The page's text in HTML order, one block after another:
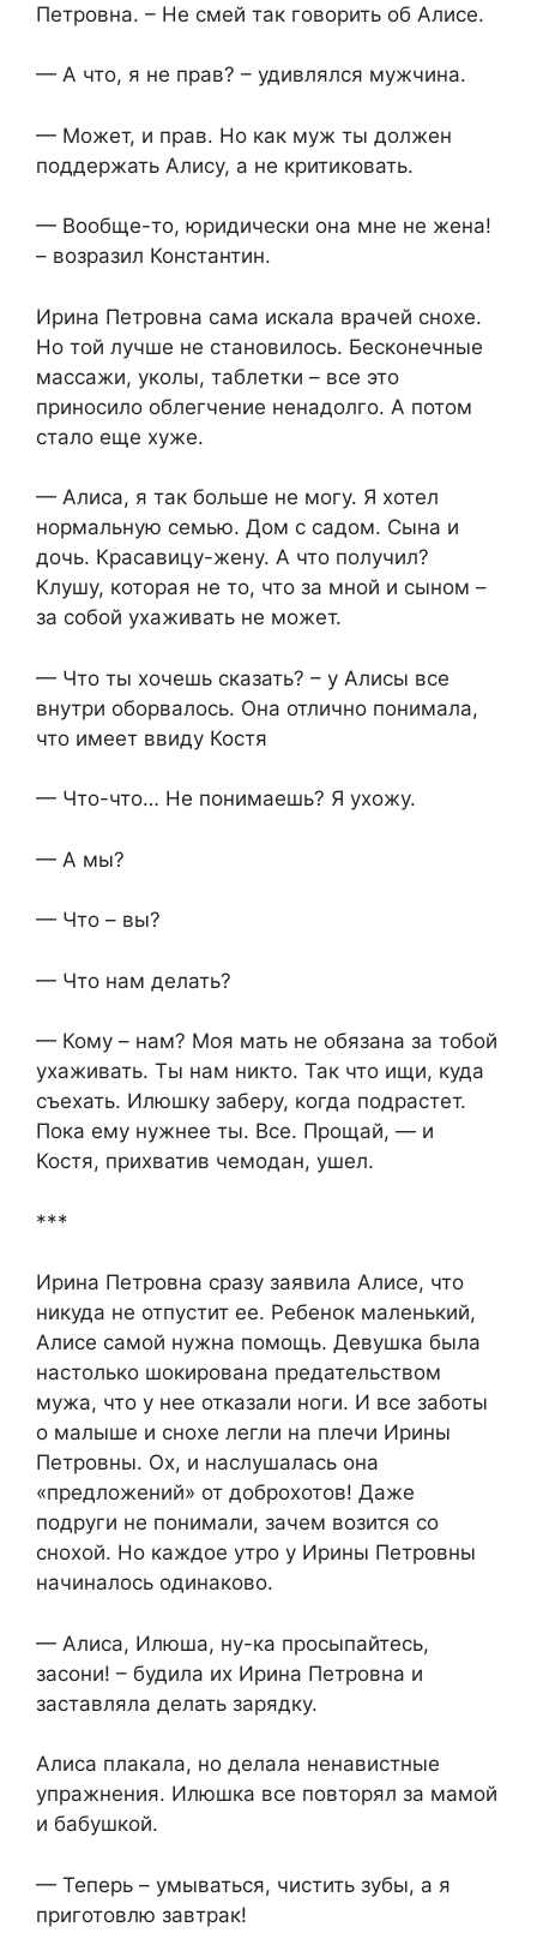
Петровна. – Не смей так говорить об Алисе.
— А что, я не прав? – удивлялся мужчина.
— Может, и прав. Но как муж ты должен
поддержать Алису, а не критиковать.
— Вообще-то, юридически она мне не жена!
– возразил Константин.
Ирина Петровна сама искала врачей снохе.
Но той лучше не становилось. Бесконечные
массажи, уколы, таблетки – все это
приносило облегчение ненадолго. А потом
стало еще хуже.
— Алиса, я так больше не могу. Я хотел
нормальную семью. Дом с садом. Сына и
дочь. Красавицу-жену. А что получил?
Клушу, которая не то, что за мной и сыном –
за собой ухаживать не может.
— Что ты хочешь сказать? – у Алисы все
внутри оборвалось. Она отлично понимала,
что имеет ввиду Костя
— Что-что… Не понимаешь? Я ухожу.
— А мы?
— Что – вы?
— Что нам делать?
— Кому – нам? Моя мать не обязана за тобой
ухаживать. Ты нам никто. Так что ищи, куда
съехать. Илюшку заберу, когда подрастет.
Пока ему нужнее ты. Все. Прощай, — и
Костя, прихватив чемодан, ушел.
***
Ирина Петровна сразу заявила Алисе, что
никуда не отпустит ее. Ребенок маленький,
Алисе самой нужна помощь. Девушка была
настолько шокирована предательством
мужа, что у нее отказали ноги. И все заботы
о малыше и снохе легли на плечи Ирины
Петровны. Ох, и наслушалась она
«предложений» от доброхотов! Даже
подруги не понимали, зачем возится со
снохой. Но каждое утро у Ирины Петровны
начиналось одинаково.
— Алиса, Илюша, ну-ка просыпайтесь,
засони! – будила их Ирина Петровна и
заставляла делать зарядку.
Алиса плакала, но делала ненавистные
упражнения. Илюшка все повторял за мамой
и бабушкой.
— Теперь – умываться, чистить зубы, а я
приготовлю завтрак!